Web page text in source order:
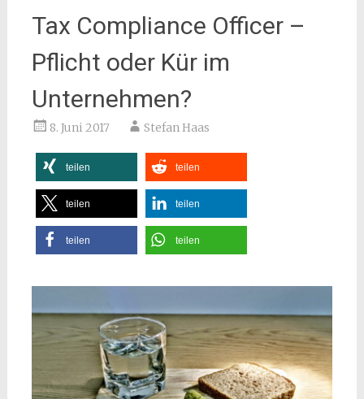
Tax Compliance Officer –
Pflicht oder Kür im
Unternehmen?
8. Juni 2017 Stefan Haas
teilen teilen
teilen teilen
teilen teilen